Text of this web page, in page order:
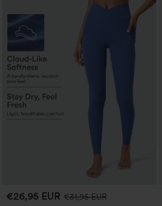
€26,95 EUR €31,95 EUR